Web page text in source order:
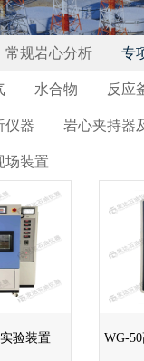
常规岩心分析 专
水合物 反应
仪器 岩心夹持器
场装置
验装置 WG-